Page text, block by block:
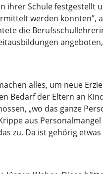
ihrer Schule festgestellt
werden
die
alles, um neue
Bedarf der Eltern an
„wo das ganze
aus
zu. Da ist gehörig etwas